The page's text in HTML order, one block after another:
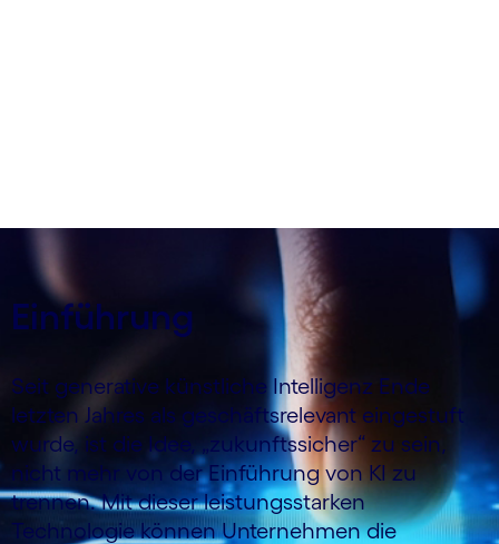
Einführung
Seit generative künstliche Intelligenz Ende
letzten Jahres als geschäftsrelevant eingestuft
wurde, ist die Idee, „zukunftssicher“ zu sein,
nicht mehr von der Einführung von KI zu
trennen. Mit dieser leistungsstarken
Technologie können Unternehmen die